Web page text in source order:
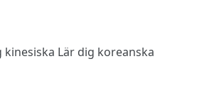
kinesiska Lär dig koreanska